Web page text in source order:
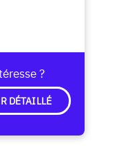
?
DÉTAILLÉ